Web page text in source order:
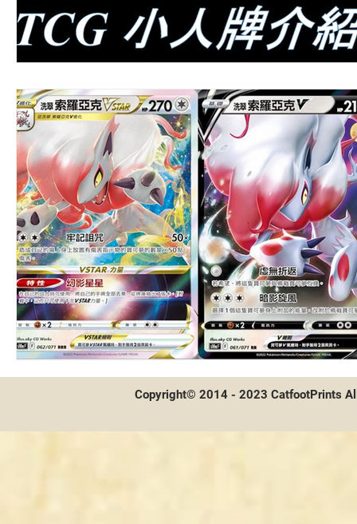
Copyright© 2014 - 2023 CatfootPrints